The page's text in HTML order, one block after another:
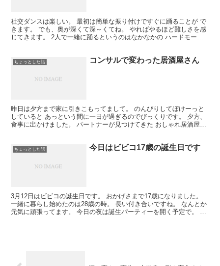
社交ダンスは楽しい。 最初は簡単な振り付けですぐに踊ることが で
きます。 でも、奥が深くて深～くてね。 やればやるほど難しさを感
じてきます。 2人で一緒に踊るというのはなかなかの ハードモード
ちょっとした話 コンサルで変わった居酒屋さん
昨日は夕方まで家に引きこもってまして。 のんびりしてぼけーっと
していると あっという間に一日が過ぎるのでびっくりです。 夕方、
食事に出かけました。 パートナーが見つけてきた おしゃれ居酒屋さ
ちょっとした話 今日はビビコ17歳の誕生日です
3月12日はビビコの誕生日です。 おかげさまで17歳になりました。
一緒に暮らし始めたのは28歳の時。 長い付き合いですね。 なんとか
元気に頑張ってます。 今日の夜は誕生パーティーを開く予定で。 ビ